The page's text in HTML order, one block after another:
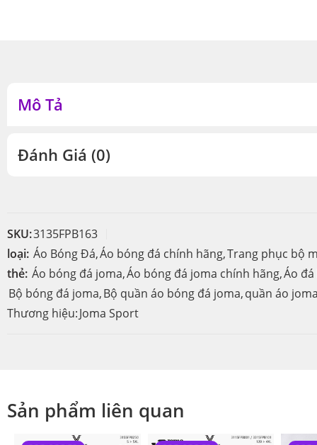
Mô Tả
Đánh Giá (0)
SKU:3135FPB163
loại: Áo Bóng Đá,Áo bóng đá chính hãng,Trang phục bộ
thẻ: Áo bóng đá joma,Áo bóng đá joma chính hãng,Áo
Bộ bóng đá joma,Bộ quần áo bóng đá joma,quần áo joma
Thương hiệu:Joma Sport
Sản phẩm liên quan